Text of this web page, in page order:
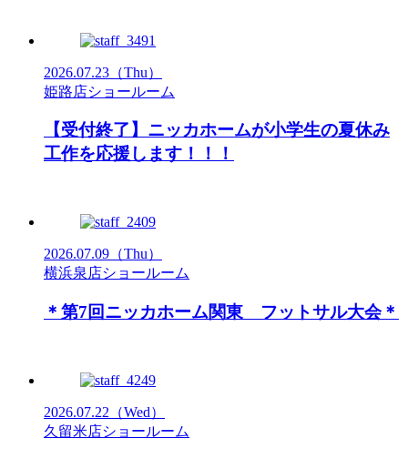
2026.07.23 （Thu）
姫路店ショールーム
【受付終了】ニッカホームが小学生の夏休み
工作を応援します！！！
2026.07.09 （Thu）
横浜泉店ショールーム
＊第7回ニッカホーム関東 フットサル大会＊
2026.07.22 （Wed）
久留米店ショールーム